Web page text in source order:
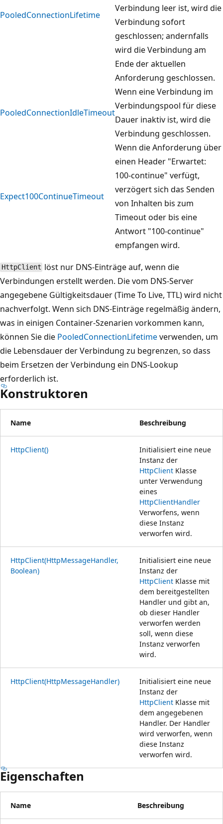
PooledConnectionLifetime
Verbindung leer ist, wird die
Verbindung sofort
geschlossen; andernfalls
wird die Verbindung am
Ende der aktuellen
Anforderung geschlossen.
PooledConnectionIdleTimeout
Wenn eine Verbindung im
Verbindungspool für diese
Dauer inaktiv ist, wird die
Verbindung geschlossen.
Expect100ContinueTimeout
Wenn die Anforderung über
einen Header "Erwartet:
100-continue" verfügt,
verzögert sich das Senden
von Inhalten bis zum
Timeout oder bis eine
Antwort "100-continue"
empfangen wird.
HttpClient löst nur DNS-Einträge auf, wenn die
Verbindungen erstellt werden. Die vom DNS-Server
angegebene Gültigkeitsdauer (Time To Live, TTL) wird nicht
nachverfolgt. Wenn sich DNS-Einträge regelmäßig ändern,
was in einigen Container-Szenarien vorkommen kann,
können Sie die PooledConnectionLifetimeverwenden, um
die Lebensdauer der Verbindung zu begrenzen, so dass
beim Ersetzen der Verbindung ein DNS-Lookup
erforderlich ist.
Konstruktoren
Name Beschreibung
HttpClient()
Initialisiert eine neue
Instanz der
HttpClient Klasse
unter Verwendung
eines
HttpClientHandler
Verworfens, wenn
diese Instanz
verworfen wird.
HttpClient(HttpMessageHandler,
Boolean)
Initialisiert eine neue
Instanz der
HttpClient Klasse mit
dem bereitgestellten
Handler und gibt an,
ob dieser Handler
verworfen werden
soll, wenn diese
Instanz verworfen
wird.
HttpClient(HttpMessageHandler)
Initialisiert eine neue
Instanz der
HttpClient Klasse mit
dem angegebenen
Handler. Der Handler
wird verworfen, wenn
diese Instanz
verworfen wird.
Eigenschaften
Name Beschreibung